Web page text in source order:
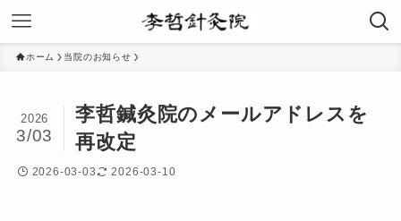
ホーム 当院のお知らせ
李哲鍼灸院のメールアドレスを
再改定
2026
3/03
2026-03-03 2026-03-10